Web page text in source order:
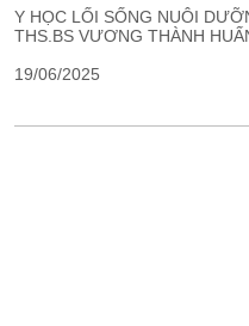
Y HỌC LỐI SỐNG NUÔI
THS.BS VƯƠNG THÀNH
19/06/2025